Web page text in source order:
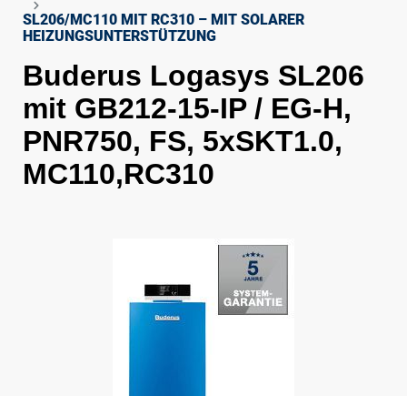
SL206/MC110 MIT RC310 – MIT SOLARER
HEIZUNGSUNTERSTÜTZUNG
Buderus Logasys SL206
mit GB212-15-IP / EG-H,
PNR750, FS, 5xSKT1.0,
MC110,RC310